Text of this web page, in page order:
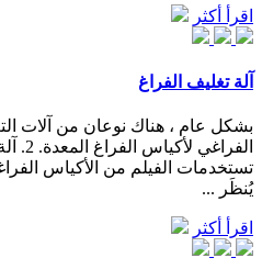
اقرأ أكثر
آلة تغليف الفراغ
تستخدمات الفيلم من الأكياس
يُنظَر ...
اقرأ أكثر